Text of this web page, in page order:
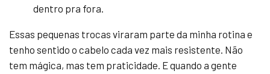
dentro pra fora.
Essas pequenas trocas viraram parte da minha rotina e
tenho sentido o cabelo cada vez mais resistente. Não
tem mágica, mas tem praticidade. E quando a gente